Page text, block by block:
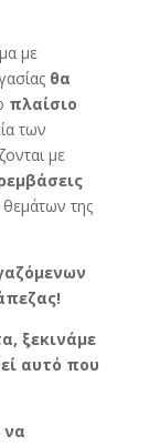
με
θα
πλαίσιο
των
με
θεμάτων της
ξεκινάμε
αυτό που
να